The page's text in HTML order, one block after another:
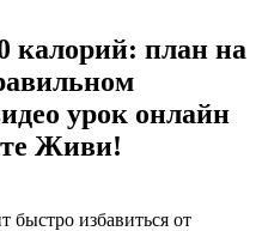
калорий: план на
урок онлайн
Живи!
быстро избавиться от